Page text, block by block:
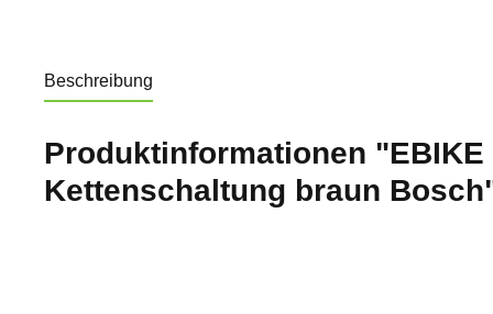
Beschreibung
Produktinformationen
Kettenschaltung braun